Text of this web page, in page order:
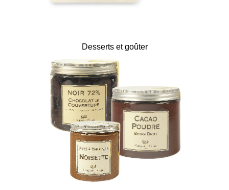
Desserts et goûter